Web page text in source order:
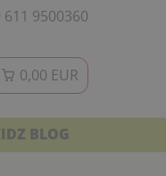
9500360
0,00 EUR
BLOG